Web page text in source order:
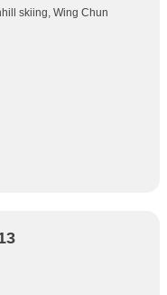
skiing, Wing Chun